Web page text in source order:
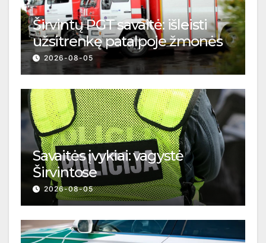
Širvintų PGT savaitė: išleisti
užsitrenkę patalpoje žmonės
2026-08-05
Savaitės įvykiai: vagystė
Širvintose
2026-08-05